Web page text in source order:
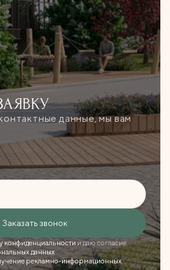
данные, мы вам
Заказать звонок
конфиденциальностии даю согласие
данных
рекламно-информационных
3 сек